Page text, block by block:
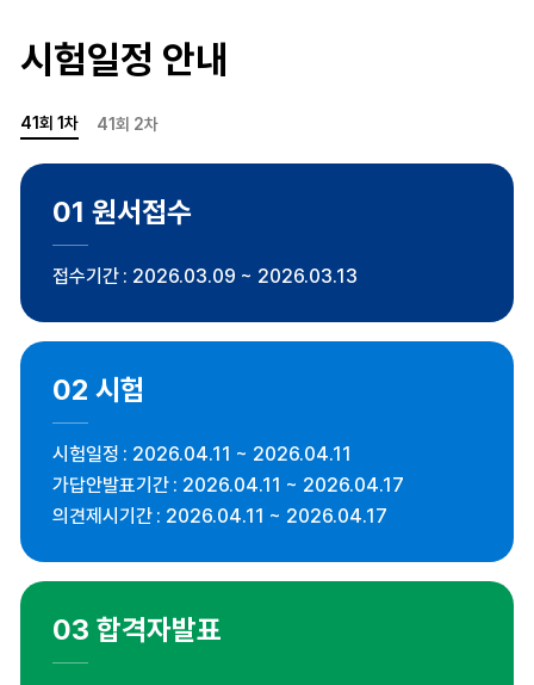
시험일정 안내
41회 1차 41회 2차
01 원서접수
접수기간 2026.03.09 ~ 2026.03.13
02 시험
시험일정
2026.04.11 ~ 2026.04.11
가답안발표기간
2026.04.11 ~ 2026.04.17
의견제시기간
2026.04.11 ~ 2026.04.17
03 합격자발표